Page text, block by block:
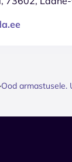
Ood armastusele.